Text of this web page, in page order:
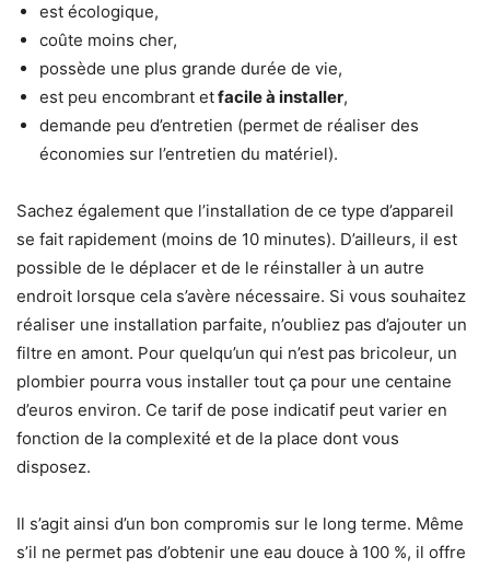
est écologique,
coûte moins cher,
possède une plus grande durée de vie,
est peu encombrant etfacile à installer,
demande peu d’entretien (permet de réaliser des
économies sur l’entretien du matériel).
Sachez également que l’installation de ce type d’appareil
se fait rapidement (moins de 10 minutes). D’ailleurs, il est
possible de le déplacer et de le réinstaller à un autre
endroit lorsque cela s’avère nécessaire. Si vous souhaitez
réaliser une installation parfaite, n’oubliez pas d’ajouter un
filtre en amont. Pour quelqu’un qui n’est pas bricoleur, un
plombier pourra vous installer tout ça pour une centaine
d’euros environ. Ce tarif de pose indicatif peut varier en
fonction de la complexité et de la place dont vous
disposez.
Il s’agit ainsi d’un bon compromis sur le long terme. Même
s’il ne permet pas d’obtenir une eau douce à 100 %, il offre